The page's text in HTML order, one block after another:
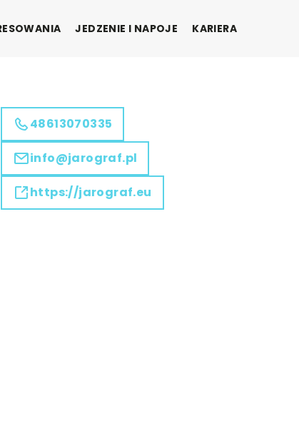
JEDZENIE I NAPOJE KARIERA
48613070335
info@jarograf.pl
https://jarograf.eu